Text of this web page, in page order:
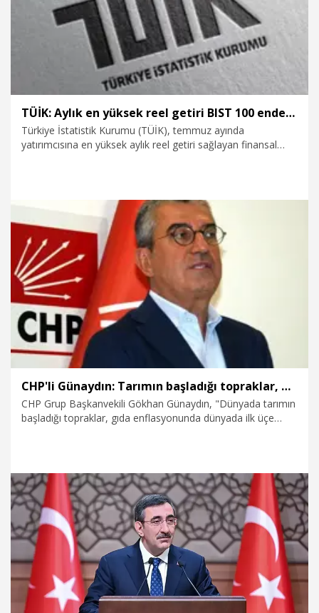
TÜİK: Aylık en yüksek reel getiri BIST 100 endeksinde oldu
Türkiye İstatistik Kurumu (TÜİK), temmuz ayında
yatırımcısına en yüksek aylık reel getiri sağlayan finansal
8.08.2025 Ekonomi
CHP'li Günaydın: Tarımın başladığı topraklar, gıda enflasyonunda dünyada ilk üçe girmiş
CHP Grup Başkanvekili Gökhan Günaydın, "Dünyada tarımın
başladığı topraklar, gıda enflasyonunda dünyada ilk üçe
tahammül edecek gücü kalmadı" dedi.
5.08.2025 Politika